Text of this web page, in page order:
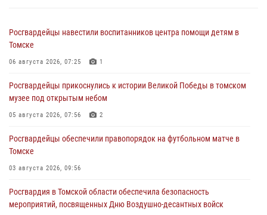
Росгвардейцы навестили воспитанников центра помощи детям в
Томске
06 августа 2026, 07:25 1
Росгвардейцы прикоснулись к истории Великой Победы в томском
музее под открытым небом
05 августа 2026, 07:56 2
Росгвардейцы обеспечили правопорядок на футбольном матче в
Томске
03 августа 2026, 09:56
Росгвардия в Томской области обеспечила безопасность
мероприятий, посвященных Дню Воздушно-десантных войск